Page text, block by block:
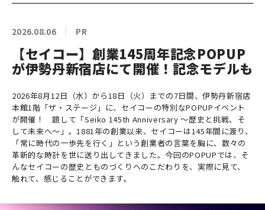
2026.08.06 PR
【セイコー】創業145周年記念POPUP
が伊勢丹新宿店にて開催！記念モデルも
2026年8月12日（水）から18日（火）までの7日間、伊勢丹新宿店
本館1階「ザ・ステージ」に、セイコーの特別なPOPUPイベント
が開催！ 題して「Seiko 145th Anniversary ～歴史と挑戦、そ
して未来へ～」。1881年の創業以来、セイコーは145年間に渡り、
「常に時代の一歩先を行く」という創業者の言葉を胸に、数々の
革新的な時計を世に送り出してきました。今回のPOPUPでは、そ
んなセイコーの歴史とものづくりへのこだわりを、実際に見て、
触れて、感じることができます。